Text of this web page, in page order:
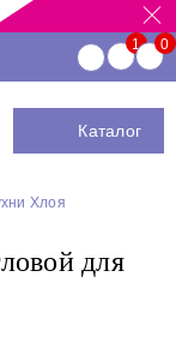
Каталог
Хлоя
для